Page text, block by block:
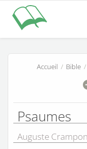
Accueil / Bible
Psaumes
Auguste